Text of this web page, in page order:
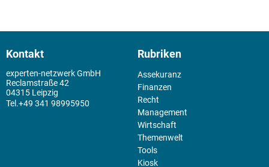
Kontakt
experten-netzwerk GmbH
Reclamstraße 42
04315 Leipzig
+49 341 98995950
Rubriken
Assekuranz
Finanzen
Recht
Management
Wirtschaft
Themenwelt
Tools
Kiosk